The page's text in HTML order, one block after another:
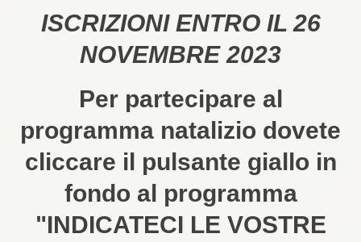
ISCRIZIONI ENTRO IL 26
NOVEMBRE 2023
Per partecipare al
programma natalizio dovete
cliccare il pulsante giallo in
fondo al programma
"INDICATECI LE VOSTRE